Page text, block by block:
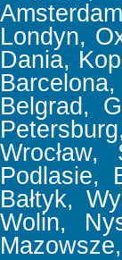
Londyn,
Dania,
Belgrad,
Podlasie,
Bałtyk,
Wolin,